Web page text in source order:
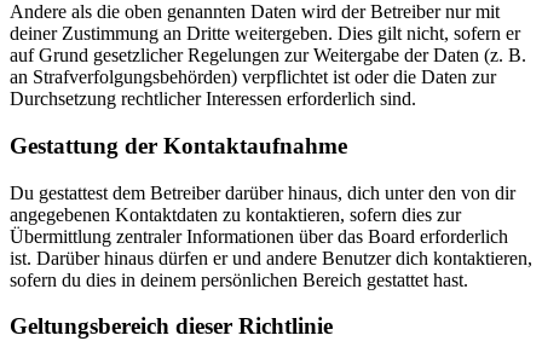
Andere als die oben genannten Daten wird der Betreiber nur mit
deiner Zustimmung an Dritte weitergeben. Dies gilt nicht, sofern er
auf Grund gesetzlicher Regelungen zur Weitergabe der Daten (z. B.
an Strafverfolgungsbehörden) verpflichtet ist oder die Daten zur
Durchsetzung rechtlicher Interessen erforderlich sind.
Gestattung der Kontaktaufnahme
Du gestattest dem Betreiber darüber hinaus, dich unter den von dir
angegebenen Kontaktdaten zu kontaktieren, sofern dies zur
Übermittlung zentraler Informationen über das Board erforderlich
ist. Darüber hinaus dürfen er und andere Benutzer dich kontaktieren,
sofern du dies in deinem persönlichen Bereich gestattet hast.
Geltungsbereich dieser Richtlinie